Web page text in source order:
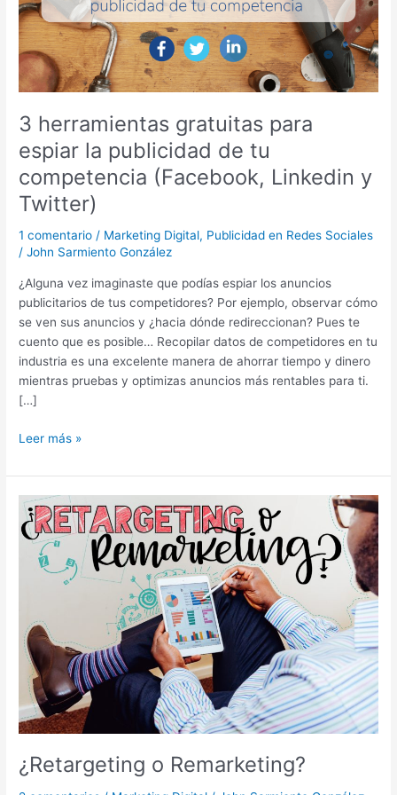
3 herramientas gratuitas para
espiar la publicidad de tu
competencia (Facebook, Linkedin y
Twitter)
1 comentario / Marketing Digital, Publicidad en Redes Sociales
/John Sarmiento González
¿Alguna vez imaginaste que podías espiar los anuncios
publicitarios de tus competidores? Por ejemplo, observar cómo
se ven sus anuncios y ¿hacia dónde redireccionan? Pues te
cuento que es posible… Recopilar datos de competidores en tu
industria es una excelente manera de ahorrar tiempo y dinero
mientras pruebas y optimizas anuncios más rentables para ti.
[…]
la
publicidad
de
tu
competencia
(Facebook,
Linkedin
y
Twitter)
Leer más »
¿Retargeting o Remarketing?
¿Retargeting
o
Remarketing?